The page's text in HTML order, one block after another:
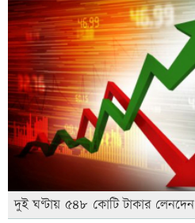
দুই ঘণ্টায় ৫৪৮ কোটি টাকার লেনদেন